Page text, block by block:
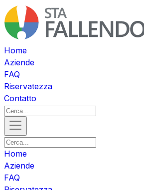
Home
Aziende
FAQ
Riservatezza
Contatto
Home
Aziende
FAQ